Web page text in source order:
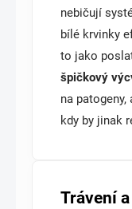
nebičují
bílé krvinky
to jako
špičkový
na
kdy by jinak
Trávení